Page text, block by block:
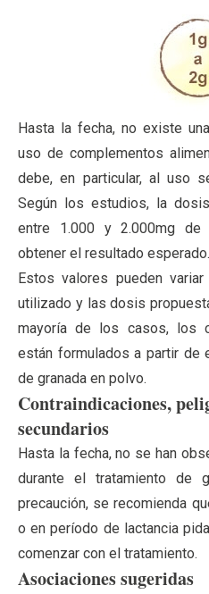
Hasta la fecha, no existe
uso de complementos
debe, en particular, al uso
Según los estudios, la
entre 1.000 y 2.000mg de
obtener el resultado esperado.
Estos valores pueden
utilizado y las dosis
mayoría de los casos, los
están formulados a partir de
de granada en polvo.
Contraindicaciones,
secundarios
Hasta la fecha, no se han
durante el tratamiento de
precaución, se recomienda
o en período de lactancia
comenzar con el tratamiento.
Asociaciones sugeridas